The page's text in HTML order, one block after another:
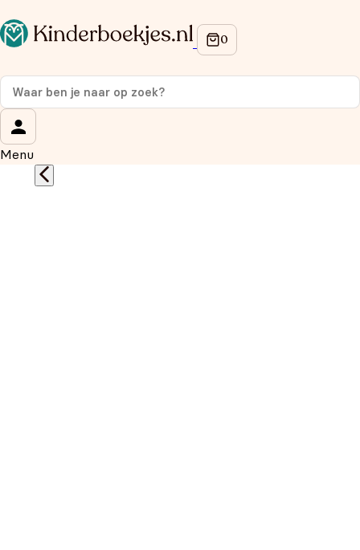
Menu
Op de hoogte blijven van onze acties?
Meld je aan voor onze nieuwsbrief en ontvang
korting
Wat is je voornaam?
Wat is je e-mailadres?